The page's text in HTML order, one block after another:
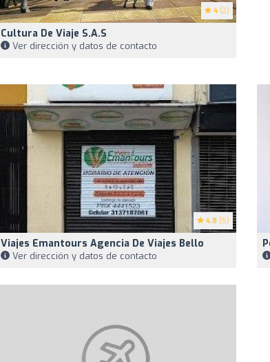
4 (2)
Cultura De Viaje S.A.S
Ver dirección y datos de contacto
4.8 (5)
Viajes Emantours Agencia De Viajes Bello
Ver dirección y datos de contacto